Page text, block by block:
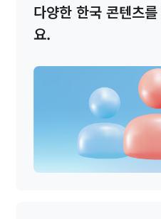
다양한 한국 콘텐츠를
요.